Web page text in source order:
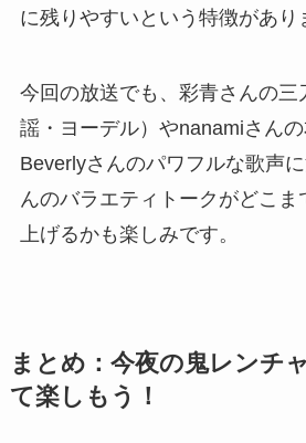
に残りやすいという特徴があり
今回の放送でも、彩青さんの三
謡・ヨーデル）やnanamiさんの
Beverlyさんのパワフルな歌声
んのバラエティトークがどこま
上げるかも楽しみです。
まとめ：今夜の鬼レンチ
て楽しもう！